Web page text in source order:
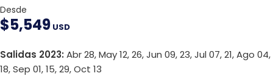
Desde
$5,549 USD
Salidas 2023: Abr 28, May 12, 26, Jun 09, 23, Jul 07, 21, Ago 04,
18, Sep 01, 15, 29, Oct 13